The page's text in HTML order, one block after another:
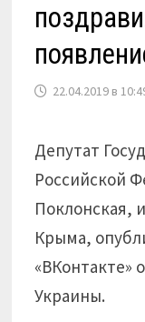
22.04.2019 в
Депутат
Российской
Поклонская,
Крыма,
«ВКонтакте»
Украины.